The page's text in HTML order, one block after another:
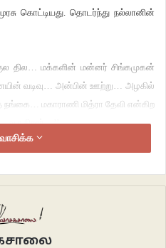
கொட்டியது. தொடர்ந்து நல்லானின்
தில… மக்களின் மன்னர் சிங்கமுகன்
வடிவு… அன்பின் ஊற்று… அழகில்
மகாராணி மித்ரா தேவி என்கிற
வருகிறார்…’’
அலங்கரிக்கப்பட்ட பட்டத்து
நடந்து வருகிறாரே…?’ என்று